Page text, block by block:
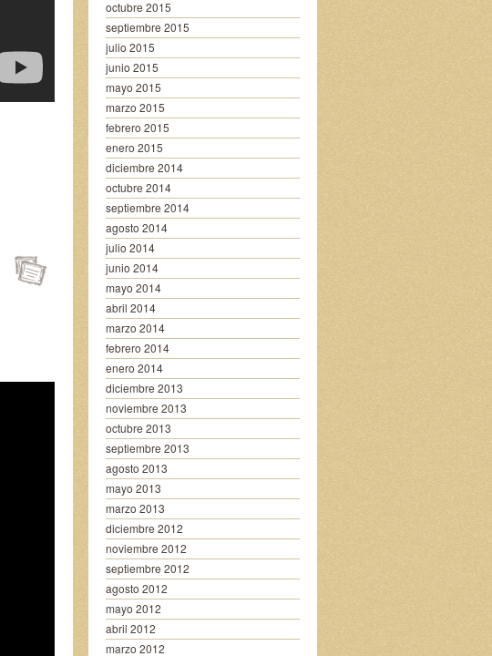
octubre 2015
septiembre 2015
julio 2015
junio 2015
mayo 2015
marzo 2015
febrero 2015
enero 2015
diciembre 2014
octubre 2014
septiembre 2014
agosto 2014
julio 2014
junio 2014
mayo 2014
abril 2014
marzo 2014
febrero 2014
enero 2014
diciembre 2013
noviembre 2013
octubre 2013
septiembre 2013
agosto 2013
mayo 2013
marzo 2013
diciembre 2012
noviembre 2012
septiembre 2012
agosto 2012
mayo 2012
abril 2012
marzo 2012